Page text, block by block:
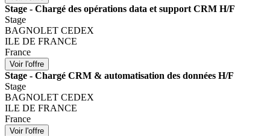
Stage - Chargé des opérations data et support CRM H/F
Stage
BAGNOLET CEDEX
ILE DE FRANCE
France
Stage - Chargé CRM & automatisation des données H/F
Stage
BAGNOLET CEDEX
ILE DE FRANCE
France